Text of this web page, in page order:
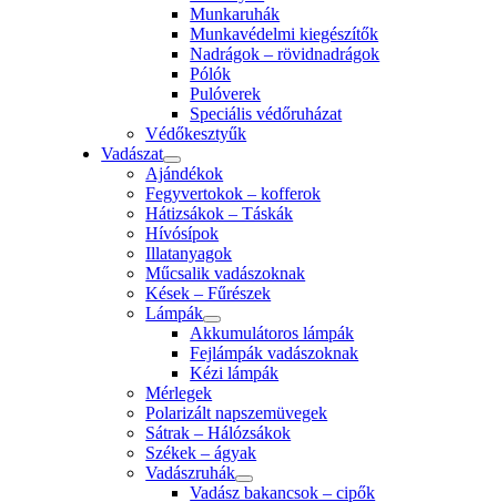
Munkaruhák
Munkavédelmi kiegészítők
Nadrágok – rövidnadrágok
Pólók
Pulóverek
Speciális védőruházat
Védőkesztyűk
Vadászat
Ajándékok
Fegyvertokok – kofferok
Hátizsákok – Táskák
Hívósípok
Illatanyagok
Műcsalik vadászoknak
Kések – Fűrészek
Lámpák
Akkumulátoros lámpák
Fejlámpák vadászoknak
Kézi lámpák
Mérlegek
Polarizált napszemüvegek
Sátrak – Hálózsákok
Székek – ágyak
Vadászruhák
Vadász bakancsok – cipők